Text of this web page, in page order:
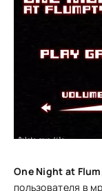
One Night at
пользователя в